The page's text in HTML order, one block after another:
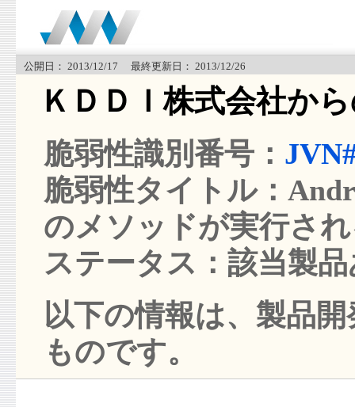
公開日： 2013/12/17 最終更新日： 2013/12/26
ＫＤＤＩ株式会社か
脆弱性識別番号：
脆弱性タイトル：
のメソッドが実行さ
ステータス：該当製
以下の情報は、製品
ものです。